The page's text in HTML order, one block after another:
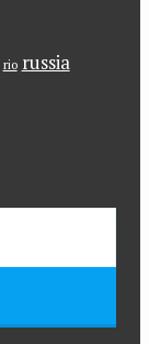
rio russia